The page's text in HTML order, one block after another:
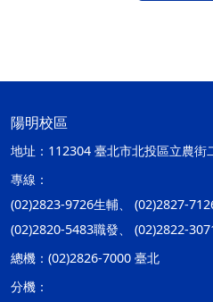
陽明校區
地址： 112304 臺北市北投區立農街
專線：
(02)2823-9726生輔、 (02)2827-
(02)2820-5483職發、 (02)2822-
總機： (02)2826-7000 臺北
分機：